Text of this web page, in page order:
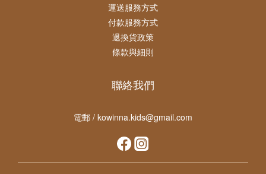
運送服務方式
付款服務方式
退換貨政策
條款與細則
聯絡我們
電郵 / kowinna.kids@gmail.com